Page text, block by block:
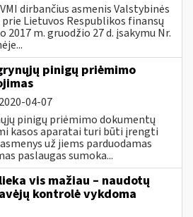
dirbančius asmenis Valstybinės
Lietuvos Respublikos finansų
m. gruodžio 27 d. įsakymu Nr.
pinigų priėmimo
2020-04-07
pinigų priėmimo dokumentų
kasos aparatai turi būti įrengti
už jiems parduodamas
paslaugas sumoka...
vis mažiau – naudotų
kontrolė vykdoma